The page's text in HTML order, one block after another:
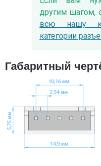
другим шагом,
всю нашу
категории
Габаритный